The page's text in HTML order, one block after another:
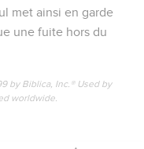
met ainsi en garde
une fuite hors du
by Biblica, Inc.® Used by
worldwide.